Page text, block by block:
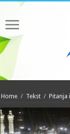
Home / Tekst / Pitanja